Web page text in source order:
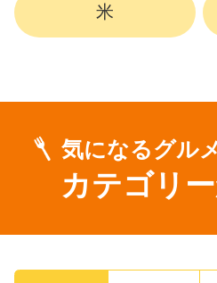
米
気になるグル
カテゴリ